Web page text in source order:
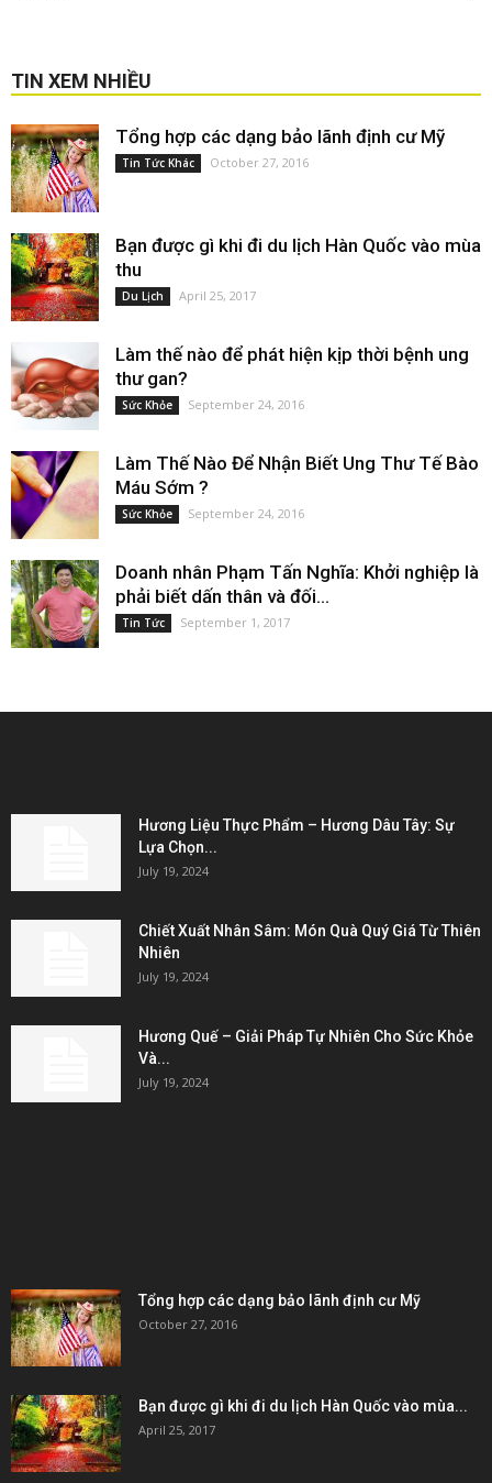
TIN XEM NHIỀU
Tổng hợp các dạng bảo lãnh định cư Mỹ
Tin Tức Khác October 27, 2016
Bạn được gì khi đi du lịch Hàn Quốc vào mùa
thu
Du Lịch April 25, 2017
Làm thế nào để phát hiện kịp thời bệnh ung
thư gan?
Sức Khỏe September 24, 2016
Làm Thế Nào Để Nhận Biết Ung Thư Tế Bào
Máu Sớm ?
Sức Khỏe September 24, 2016
Doanh nhân Phạm Tấn Nghĩa: Khởi nghiệp là
phải biết dấn thân và đối...
Tin Tức September 1, 2017
Hương Liệu Thực Phẩm – Hương Dâu Tây: Sự
Lựa Chọn...
July 19, 2024
Chiết Xuất Nhân Sâm: Món Quà Quý Giá Từ Thiên
Nhiên
July 19, 2024
Hương Quế – Giải Pháp Tự Nhiên Cho Sức Khỏe
Và...
July 19, 2024
Tổng hợp các dạng bảo lãnh định cư Mỹ
October 27, 2016
Bạn được gì khi đi du lịch Hàn Quốc vào mùa...
April 25, 2017